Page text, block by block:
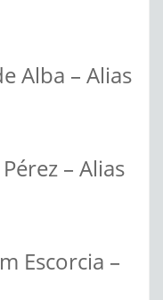
Alba – Alias
– Alias
Escorcia –